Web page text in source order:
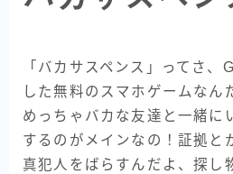
「バカサスペンス」ってさ、
した無料のスマホゲームなん
めっちゃバカな友達と一緒に
するのがメインなの！証拠と
真犯人をばらすんだよ、探し